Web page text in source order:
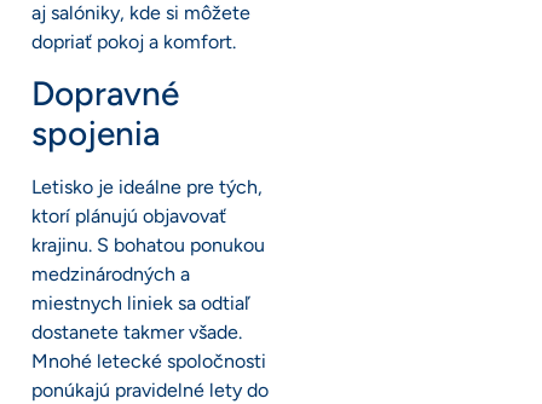
aj salóniky, kde si môžete
dopriať pokoj a komfort.
Dopravné
spojenia
Letisko je ideálne pre tých,
ktorí plánujú objavovať
krajinu. S bohatou ponukou
medzinárodných a
miestnych liniek sa odtiaľ
dostanete takmer všade.
Mnohé letecké spoločnosti
ponúkajú pravidelné lety do